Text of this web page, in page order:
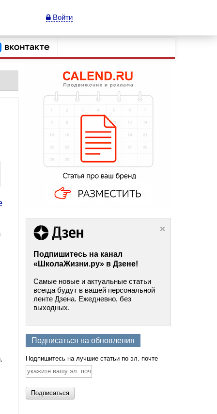
Войти
Подпишитесь на канал
«ШколаЖизни.ру» в Дзене!
Самые новые и актуальные статьи
всегда будут в вашей персональной
ленте Дзена. Ежедневно, без
выходных.
Подписаться на обновления
Подпишитесь на лучшие статьи по эл. почте